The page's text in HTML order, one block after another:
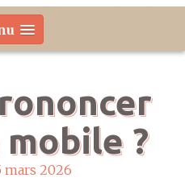
?
mars 2026